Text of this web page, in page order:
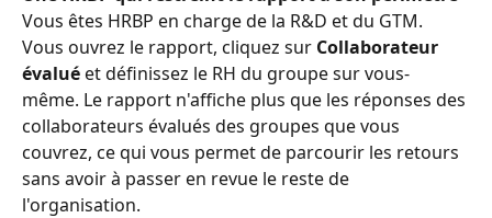
Vous êtes HRBP en charge de la R&D et du GTM.
Vous ouvrez le rapport, cliquez sur Collaborateur
évalué et définissez le RH du groupe sur vous-
même. Le rapport n'affiche plus que les réponses des
collaborateurs évalués des groupes que vous
couvrez, ce qui vous permet de parcourir les retours
sans avoir à passer en revue le reste de
l'organisation.